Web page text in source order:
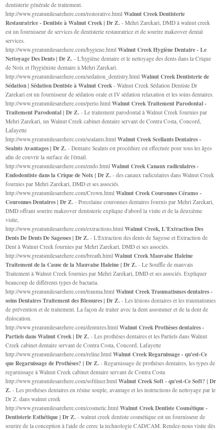
dentisterie générale de traitement.
http://www.greatsmilesarehere.com/restorative.htmlWalnut Creek Dentisterie
Restauratrice - Dentiste à Walnut Creek | Dr Z. - Mehri Zarekari, DMD à walnut creek
est un fournisseur de services de dentisterie restauratrice et de sourire makeover dental
services.
http://www.greatsmilesarehere.com/hygiene.htmlWalnut Creek Hygiène Dentaire - Le
Nettoyage Des Dents | Dr Z. - L'hygiène dentaire et le nettoyage des dents dans la Crique
de Noix et l'hygiéniste dentaire à Mehri Zarekari.
http://www.greatsmilesarehere.com/sedation_dentistry.htmlWalnut Creek Dentisterie de
Sédation | Sédation Dentiste à Walnut Creek - Walnut Creek Sédation Dentiste Dr
Zarekari est un fournisseur de sédation orale et IV sédation relaxation et les soins dentaires.
http://www.greatsmilesarehere.com/perio.htmlWalnut Creek Traitement Parodontal -
Traitement Parodontal | Dr Z. - Le traitement parodontal à Walnut Creek fournies par
Mehri Zarekari, un Walnut Creek cabinet dentaire servant de Contra Costa, Concord,
Lafayette
http://www.greatsmilesarehere.com/sealants.htmlWalnut Creek Scellants Dentaires -
Sealnts Avantages | Dr Z. - Dentaire Sealnts est procédure est effectuée pour tous les âges
afin de couvrir la surface de l'émail.
http://www.greatsmilesarehere.com/endo.htmlWalnut Creek Canaux radiculaires -
Endodontiste dans la Crique de Noix | Dr Z. - des canaux radiculaires dans Walnut Creek
fournies par Mehri Zarekari, DMD et ses associés.
http://www.greatsmilesarehere.com/Crown.htmlWalnut Creek Couronnes Céramo -
Couronnes Dentaires | Dr Z. - Porcelaine couronnes dentaires fournis par Mehri Zarekari,
DMD offrant sourire makeover dentisterie explique d'abord la visite et de la deuxième
visite,
http://www.greatsmilesarehere.com/extractions.htmlWalnut Creek, L'Extraction Des
Dents De Dents De Sagesses | Dr Z. - L'Extraction des dents de Sagesse et Extraction de
Dent à Walnut Creek fournies par Mehri Zarekari, DMD et ses associés.
http://www.greatsmilesarehere.com/breath.htmlWalnut Creek Mauvaise Haleine
Traitement de la Cause de la Mauvaise Haleine | Dr Z. - Le Souffle de mauvais
Traitement à Walnut Creek fournies par Mehri Zarekari, DMD et ses associés. Expliquer
beaucoup de différents types de bactaria.
http://www.greatsmilesarehere.com/trauma.htmlWalnut Creek Traumatismes dentaires -
soins Dentaires Traitement des Blessures | Dr Z. - Les lésions dentaires et les traumatismes
de prévention et de traitement. La façon de traiter avec la dent assommer et de la dent de
dislocation.
http://www.greatsmilesarehere.com/dentures.htmlWalnut Creek Prothèses dentaires -
Partiels dans Walnut Creek | Dr Z. - Les prothèses dentaires et les Partiels dans Walnut
Creek cabinet dentaire servant de Contra Costa, Concord, Lafayette
http://www.greatsmilesarehere.com/reline.htmlWalnut Creek Regarnissage - qu'est-Ce
que Regarnissage de Prothèses? | Dr Z. - Regarnissage de prothèses dentaires, les types de
regarnissage à Walnut Creek cabinet dentaire servant de Contra Costa
http://www.greatsmilesarehere.com/softliner.htmlWalnut Creek Soft - qu'est-Ce Soft? | Dr
Z. - Les prothèses dentaires en résine souple, avantage et les instructions de nettoyage par le
Dr Z. dans walnut creek
http://www.greatsmilesarehere.com/cosmetic.htmlWalnut Creek Dentiste Cosmétique -
Dentisterie Esthétique | Dr Z. - walnut creek dentiste cosmétique est un fournisseur de
sourire de la conception à l'aide de cerec la technologie CAD/CAM. Rendez-nous visite dès